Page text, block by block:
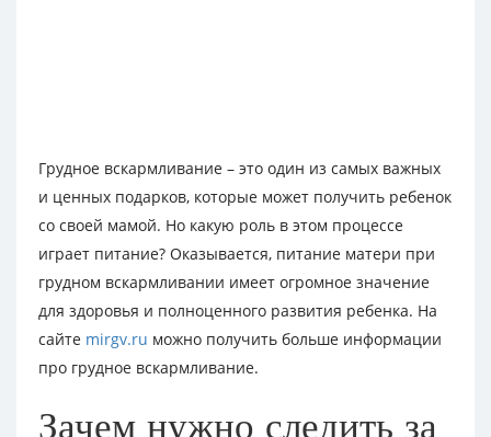
Грудное вскармливание – это один из самых важных
и ценных подарков, которые может получить ребенок
со своей мамой. Но какую роль в этом процессе
играет питание? Оказывается, питание матери при
грудном вскармливании имеет огромное значение
для здоровья и полноценного развития ребенка. На
сайте mirgv.ru можно получить больше информации
про грудное вскармливание.
Зачем нужно следить за